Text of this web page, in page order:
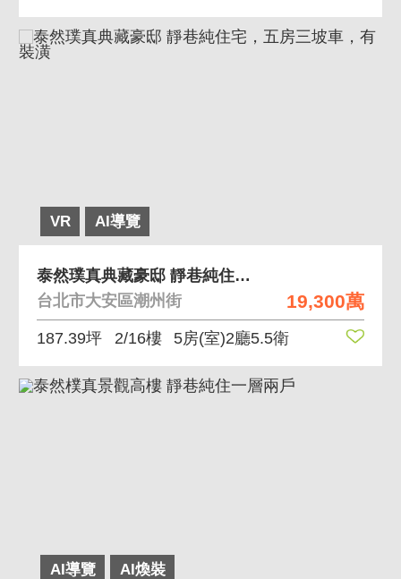
VR AI導覽
19,300萬
泰然璞真典藏豪邸 靜巷純住宅，五房三坡車，有裝潢
台北市大安區潮州街
187.39坪 2/16樓 5房(室)2廳5.5衛
AI導覽 AI煥裝